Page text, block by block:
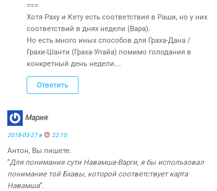
===
Хотя Раху и Кету есть соответствия в Раши, но у них
соответствий в днях недели (Вара).
Но есть много иных способов для Граха-Дана /
Грахи-Шанти (Граха-Упайа) помимо голодания в
конкретный день недели….
Ответить
Мария:
2018-03-27 в 22:10
Антон, Вы пишете:
“Для понимания сути Навамша-Варги, я бы использовал
понимание той Бхавы, которой соответствует карта
Навамша“.